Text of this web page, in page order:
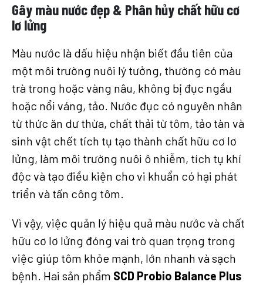
Gây màu nước đẹp & Phân hủy chất hữu cơ
lơ lửng
Màu nước là dấu hiệu nhận biết đầu tiên của
một môi trường nuôi lý tưởng, thường có màu
trà trong hoặc vàng nâu, không bị đục ngầu
hoặc nổi váng, tảo. Nước đục có nguyên nhân
từ thức ăn dư thừa, chất thải từ tôm, tảo tàn và
sinh vật chết tích tụ tạo thành chất hữu cơ lơ
lửng, làm môi trường nuôi ô nhiễm, tích tụ khí
độc và tạo điều kiện cho vi khuẩn có hại phát
triển và tấn công tôm.
Vì vậy, việc quản lý hiệu quả màu nước và chất
hữu cơ lơ lửng đóng vai trò quan trọng trong
việc giúp tôm khỏe mạnh, lớn nhanh và sạch
bệnh. Hai sản phẩm SCD Probio Balance Plus